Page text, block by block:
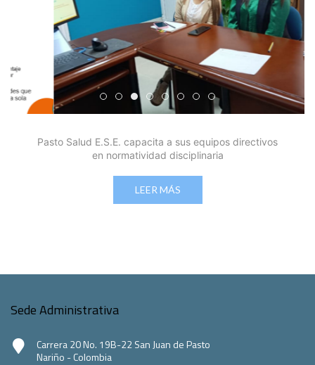
Edicto Emplazatorio a los Afiliados en el Régimen
Pasto Salud ESE lidera gestión institucional
Pasto Salud E.S.E. capacita a sus equipos
Último día para inscripciones en
Viceministro garantiza
Mil pesos que salvan vidas:
Cápsula 18-26 - Reporte
Cápsula 17-26 -
Pasto Salud E.S.E. capacita a sus equipos directivos
en normatividad disciplinaria
LEER MÁS
Sede Administrativa
Carrera 20 No. 19B-22 San Juan de Pasto
Nariño - Colombia